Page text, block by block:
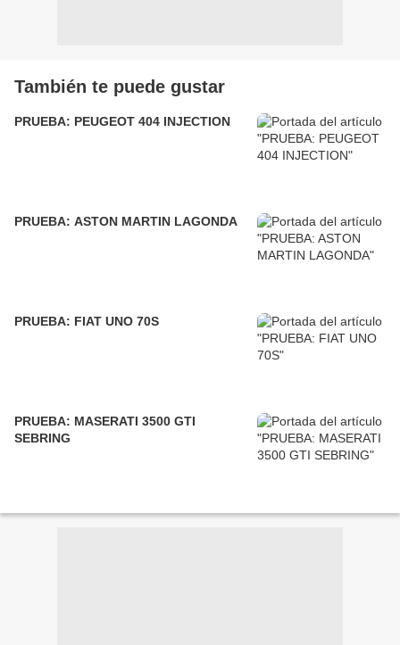
También te puede gustar
PRUEBA: PEUGEOT 404 INJECTION
PRUEBA: ASTON MARTIN LAGONDA
PRUEBA: FIAT UNO 70S
PRUEBA: MASERATI 3500 GTI
SEBRING